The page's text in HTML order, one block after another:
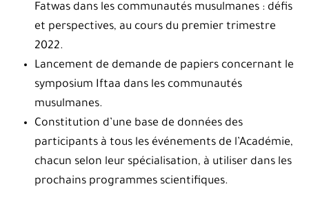
Fatwas dans les communautés musulmanes : défis
et perspectives, au cours du premier trimestre
2022.
Lancement de demande de papiers concernant le
symposium Iftaa dans les communautés
musulmanes.
Constitution d’une base de données des
participants à tous les événements de l’Académie,
chacun selon leur spécialisation, à utiliser dans les
prochains programmes scientifiques.